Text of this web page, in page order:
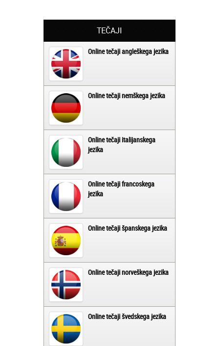
TEČAJI
Online tečaji angleškega jezika
Online tečaji nemškega jezika
Online tečaji italijanskega
jezika
Online tečaji francoskega
jezika
Online tečaji španskega jezika
Online tečaji norveškega jezika
Online tečaji švedskega jezika